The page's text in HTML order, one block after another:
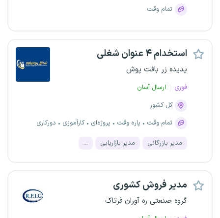
تمام وقت
استخدام ۴ عنوان شغلی
پدیده زر بافت پوش
فوری
ارسال آسان
کل کشور
تمام وقت
پاره وقت پروژه‌ای کارآموزی دورکاری
مدیر بازرگانی مدیر بازاریابی ...
مدیر فروش کشوری
گروه صنعتی ره آوران فرتاک